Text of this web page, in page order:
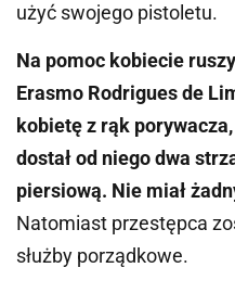
użyć swojego pistoletu.
Na pomoc kobiecie
Erasmo Rodrigues de
kobietę z rąk
dostał od niego dwa
piersiową. Nie miał
Natomiast przestępca
służby porządkowe.